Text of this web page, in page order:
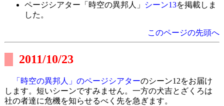
ページシアター「時空の異邦人」 シーン13を掲載しま
した。
このページの先頭へ
2011/10/23
「時空の異邦人」のページシアターのシーン12をお届け
します。短いシーンですみません。一方の犬吉とざくろは
社の者達に危機を知らせるべく先を急ぎます。